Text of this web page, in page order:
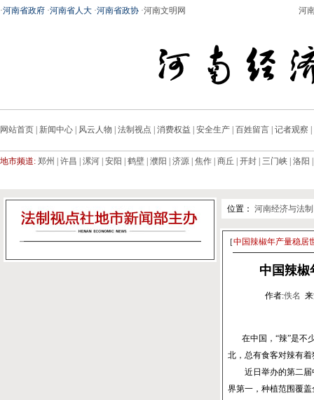
·河南省政府 ·河南省人大 ·河南省政协 ·河南文明网 河
网站首页 新闻中心 风云人物 法制视点 消费权益 安全生产 百姓留言 记者观察
地市频道: 郑州 许昌 漯河 安阳 鹤壁 濮阳 济源 焦作 商丘 开封 三门峡 洛阳
位置： 河南经济与法制
［中国辣椒年产量稳
中国辣
作者:佚名
在中国，“辣”是不
北，总有食客对辣有
近日举办的第二届中
界第一，种植范围覆